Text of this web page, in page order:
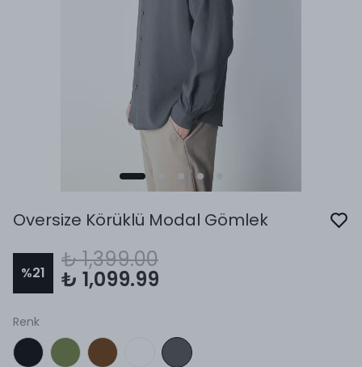
Oversize Körüklü Modal Gömlek
%21
₺ 1,399.00
₺ 1,099.99
Renk